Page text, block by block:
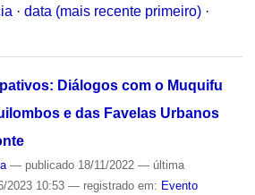
· data (mais recente primeiro) ·
Diálogos com o Muquifu
e das Favelas Urbanos
— publicado18/11/2022 — última
2023 10:53 — registrado em: Evento